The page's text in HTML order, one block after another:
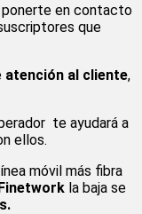
en contacto
que
atención al cliente,
te ayudará a
ellos.
móvil más fibra
la baja se